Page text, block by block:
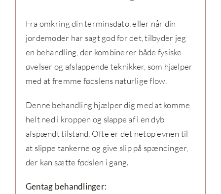
Fra omkring din terminsdato, eller når din
jordemoder har sagt god for det, tilbyder jeg
en behandling, der kombinerer både fysiske
øvelser og afslappende teknikker, som hjælper
med at fremme fødslens naturlige flow.
Denne behandling hjælper dig med at komme
helt ned i kroppen og slappe af i en dyb
afspændt tilstand. Ofte er det netop evnen til
at slippe tankerne og give slip på spændinger,
der kan sætte fødslen i gang.
Gentag behandlinger: